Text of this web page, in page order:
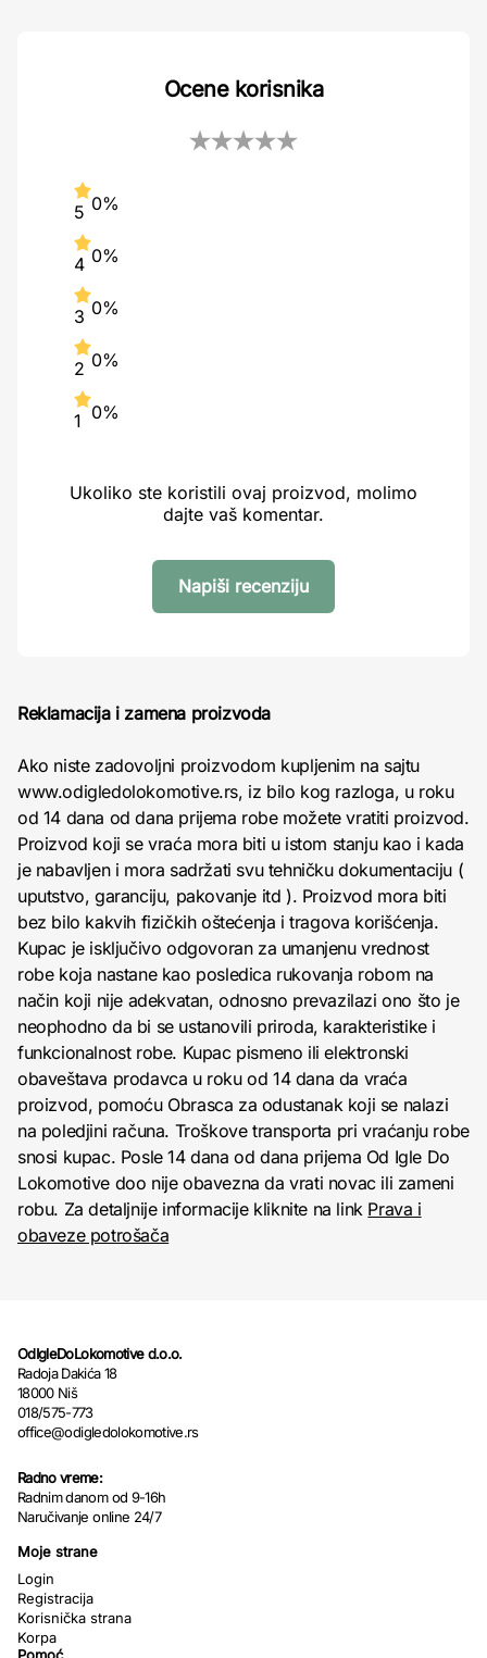
Ocene korisnika
5 0%
4 0%
3 0%
2 0%
1 0%
Ukoliko ste koristili ovaj proizvod, molimo
dajte vaš komentar.
Napiši recenziju
Reklamacija i zamena proizvoda
Ako niste zadovoljni proizvodom kupljenim na sajtu
www.odigledolokomotive.rs, iz bilo kog razloga, u roku
od 14 dana od dana prijema robe možete vratiti proizvod.
Proizvod koji se vraća mora biti u istom stanju kao i kada
je nabavljen i mora sadržati svu tehničku dokumentaciju (
uputstvo, garanciju, pakovanje itd ). Proizvod mora biti
bez bilo kakvih fizičkih oštećenja i tragova korišćenja.
Kupac je isključivo odgovoran za umanjenu vrednost
robe koja nastane kao posledica rukovanja robom na
način koji nije adekvatan, odnosno prevazilazi ono što je
neophodno da bi se ustanovili priroda, karakteristike i
funkcionalnost robe. Kupac pismeno ili elektronski
obaveštava prodavca u roku od 14 dana da vraća
proizvod, pomoću Obrasca za odustanak koji se nalazi
na poledjini računa. Troškove transporta pri vraćanju robe
snosi kupac. Posle 14 dana od dana prijema Od Igle Do
Lokomotive doo nije obavezna da vrati novac ili zameni
robu. Za detaljnije informacije kliknite na link Prava i
obaveze potrošača
OdIgleDoLokomotive d.o.o.
Radoja Dakića 18
18000 Niš
018/575-773
office@odigledolokomotive.rs
Radno vreme:
Radnim danom od 9-16h
Naručivanje online 24/7
Moje strane
Login
Registracija
Korisnička strana
Korpa